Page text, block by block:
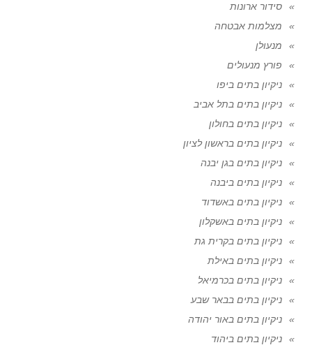
סידור ארונות
מצלמות אבטחה
מנעולן
פורץ מנעולים
ניקיון בתים ביפו
ניקיון בתים בתל אביב
ניקיון בתים בחולון
ניקיון בתים בראשון לציון
ניקיון בתים בגן יבנה
ניקיון בתים ביבנה
ניקיון בתים באשדוד
ניקיון בתים באשקלון
ניקיון בתים בקרית גת
ניקיון בתים באילת
ניקיון בתים בכרמיאל
ניקיון בתים בבאר שבע
ניקיון בתים באור יהודה
ניקיון בתים ביהוד